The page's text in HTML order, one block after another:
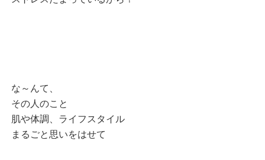
な～んて、
その人のこと
肌や体調、ライフスタイル
まるごと思いをはせて